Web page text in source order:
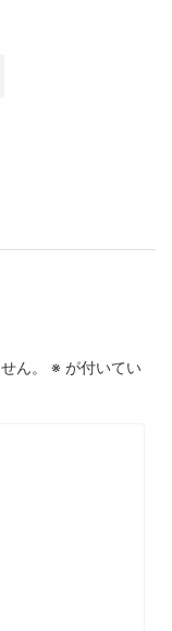
ん。 ※ が付いてい